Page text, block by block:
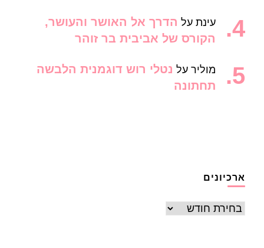
עינת על הדרך אל האושר והעושר,
הקורס של אביבית בר זוהר
מוליר על נטלי רוש דוגמנית הלבשה
תחתונה
ארכיונים
ארכיונים